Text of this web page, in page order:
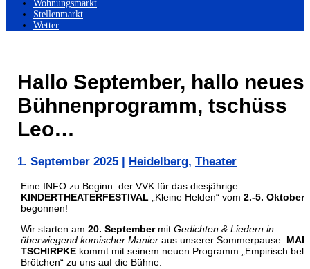
Wohnungsmarkt
Stellenmarkt
Wetter
Hallo September, hallo neues
Bühnenprogramm, tschüss
Leo…
1. September 2025 Heidelberg, Theater
Eine INFO zu Beginn: der VVK für das diesjährige
KINDERTHEATERFESTIVAL „Kleine Helden“ vom 2.-5. Oktober
begonnen!
Wir starten am 20. September mit Gedichten & Liedern in
überwiegend komischer Manier aus unserer Sommerpause:
TSCHIRPKE kommt mit seinem neuen Programm „Empirisch
Brötchen“ zu uns auf die Bühne.